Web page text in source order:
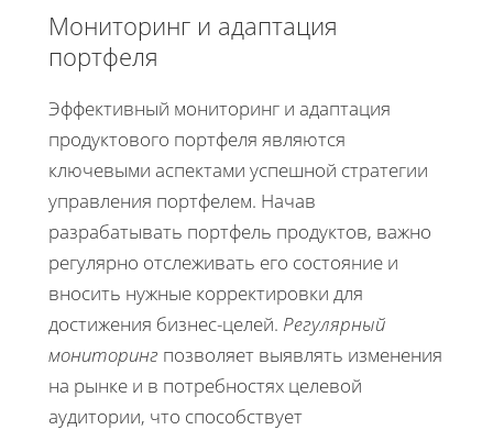
Мониторинг и адаптация
портфеля
Эффективный мониторинг и адаптация
продуктового портфеля являются
ключевыми аспектами успешной стратегии
управления портфелем. Начав
разрабатывать портфель продуктов, важно
регулярно отслеживать его состояние и
вносить нужные корректировки для
достижения бизнес-целей. Регулярный
мониторинг позволяет выявлять изменения
на рынке и в потребностях целевой
аудитории, что способствует